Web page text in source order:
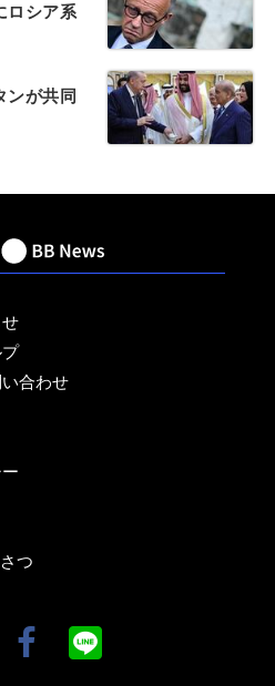
ロシア系
ンが共同
合わせ
つ